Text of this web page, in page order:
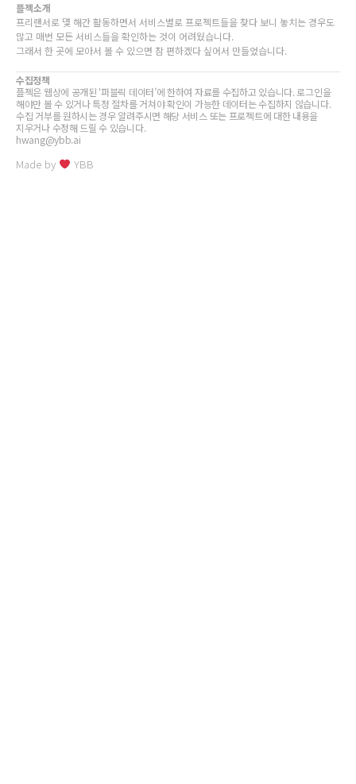
플젝소개
프리랜서로 몇 해간 활동하면서 서비스별로 프로젝트들을 찾다 보니 놓치는 경우도
많고 매번 모든 서비스들을 확인하는 것이 어려웠습니다.
그래서 한 곳에 모아서 볼 수 있으면 참 편하겠다 싶어서 만들었습니다.
수집정책
플젝은 웹상에 공개된 ‘퍼블릭 데이터’에 한하여 자료를 수집하고 있습니다. 로그인을
해야만 볼 수 있거나 특정 절차를 거쳐야 확인이 가능한 데이터는 수집하지 않습니다.
수집 거부를 원하시는 경우 알려주시면 해당 서비스 또는 프로젝트에 대한 내용을
지우거나 수정해 드릴 수 있습니다.
hwang@ybb.ai
Made by YBB